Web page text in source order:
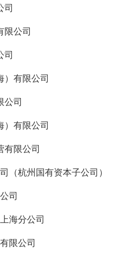
司
公司
司
有限公司
公司
有限公司
限公司
（杭州国有资本子公司）
司
海分公司
限公司